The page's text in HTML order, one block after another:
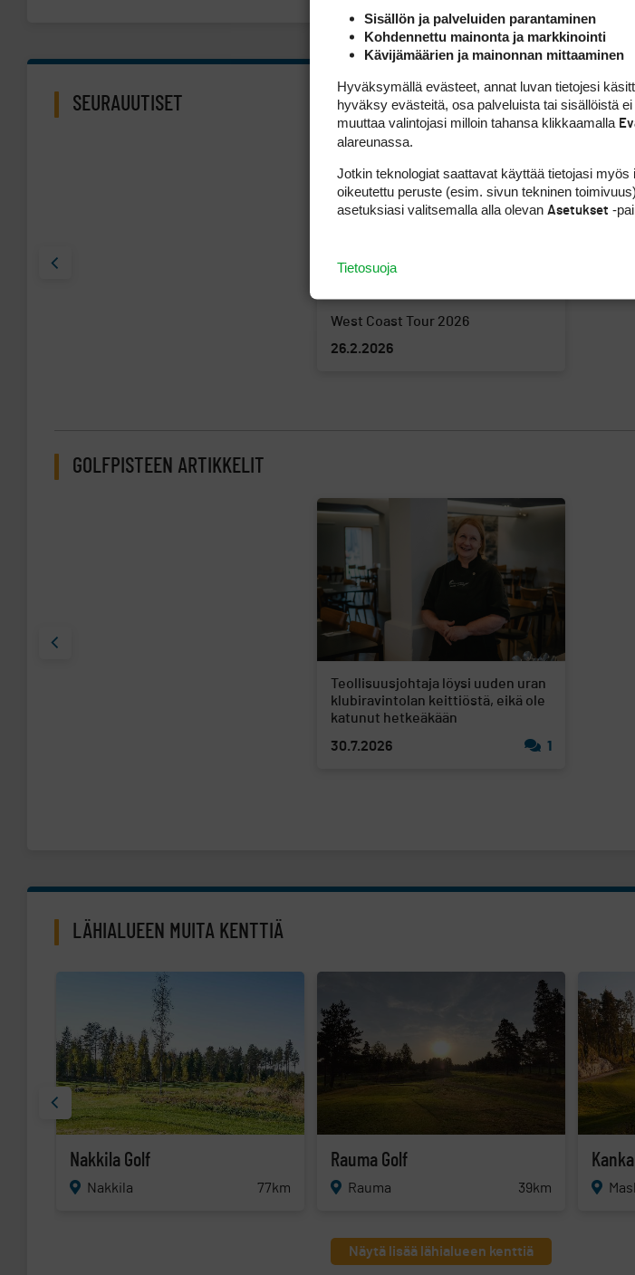
SEURAUUTISET
West Coast Tour 2026
26.2.2026
GOLFPISTEEN ARTIKKELIT
Teollisuusjohtaja löysi uuden uran
klubiravintolan keittiöstä, eikä ole
katunut hetkeäkään
30.7.2026
1
LÄHIALUEEN MUITA KENTTIÄ
Rauma Golf
Rauma 39km
Nakkila Golf
Nakkila 77km
Näytä lisää lähialueen kenttiä
Sisällön ja palveluiden parantaminen
Kohdennettu mainonta ja markkinointi
Kävijämäärien ja mainonnan mittaaminen
Hyväksymällä evästeet, annat luvan tietojesi
hyväksy evästeitä, osa palveluista tai sisällöistä
muuttaa valintojasi milloin tahansa klikkaamalla
alareunassa.
Jotkin teknologiat saattavat käyttää tietojasi
oikeutettu peruste (esim. sivun tekninen
asetuksiasi valitsemalla alla olevan Asetukset -
Tietosuoja